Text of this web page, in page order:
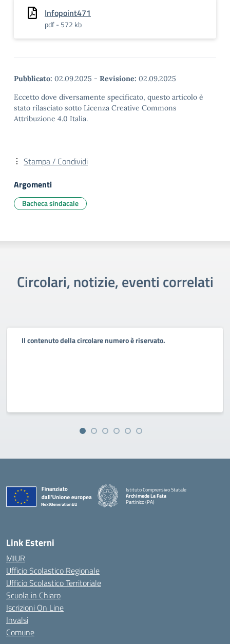
Infopoint471
pdf - 572 kb
Pubblicato: 02.09.2025 - Revisione: 02.09.2025
Eccetto dove diversamente specificato, questo articolo è
stato rilasciato sotto Licenza Creative Commons
Attribuzione 4.0 Italia.
Stampa / Condividi
Argomenti
Bacheca sindacale
Circolari, notizie, eventi correlati
Il contenuto della circolare numero è riservato.
Istituto Comprensivo Statale
Archimede La Fata
Partinico (PA)
Link Esterni
MIUR
Ufficio Scolastico Regionale
Ufficio Scolastico Territoriale
Scuola in Chiaro
Iscrizioni On Line
Invalsi
Comune